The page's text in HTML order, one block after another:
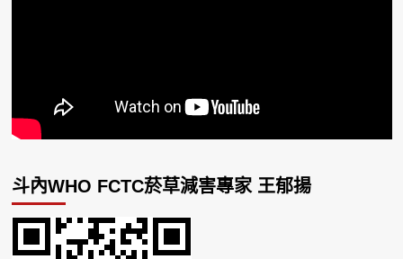
斗內WHO FCTC菸草減害專家 王郁揚